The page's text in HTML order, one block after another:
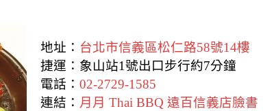
地址： 台北市信義區松仁路58號14樓
捷運：象山站1號出口步行約7分鐘
電話： 02-2729-1585
連結： 月月 Thai BBQ 遠百信義店臉書